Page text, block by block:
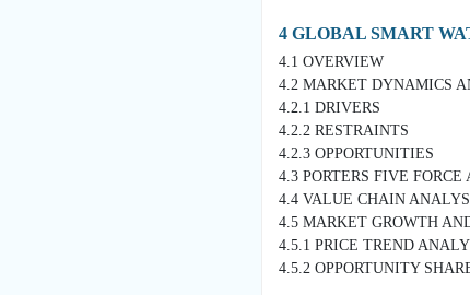
4 GLOBAL SMART
4.1 OVERVIEW
4.2 MARKET DYNAMICS
4.2.1 DRIVERS
4.2.2 RESTRAINTS
4.2.3 OPPORTUNITIES
4.3 PORTERS FIVE FORCE
4.4 VALUE CHAIN
4.5 MARKET GROWTH
4.5.1 PRICE TREND
4.5.2 OPPORTUNITY